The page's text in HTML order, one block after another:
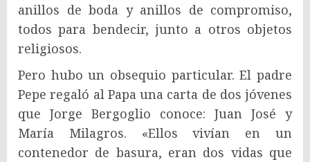
anillos de boda y anillos de compromiso,
todos para bendecir, junto a otros objetos
religiosos.
Pero hubo un obsequio particular. El padre
Pepe regaló al Papa una carta de dos jóvenes
que Jorge Bergoglio conoce: Juan José y
María Milagros. «Ellos vivían en un
contenedor de basura, eran dos vidas que